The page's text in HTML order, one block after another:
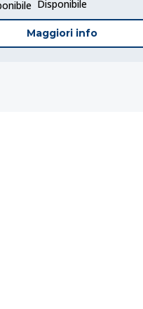
Disponibile
Maggiori info